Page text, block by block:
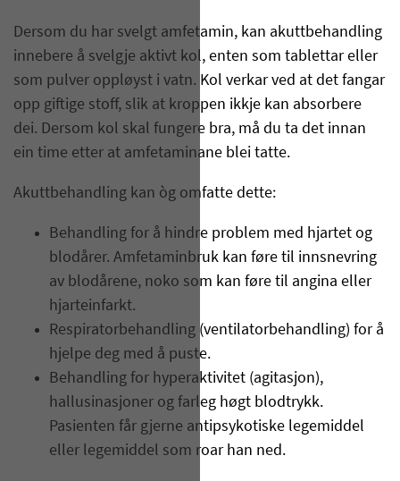
Dersom du har svelgt amfetamin, kan akuttbehandling
innebere å svelgje aktivt kol, enten som tablettar eller
som pulver oppløyst i vatn. Kol verkar ved at det fangar
opp giftige stoff, slik at kroppen ikkje kan absorbere
dei. Dersom kol skal fungere bra, må du ta det innan
ein time etter at amfetaminane blei tatte.
Akuttbehandling kan òg omfatte dette:
Behandling for å hindre problem med hjartet og
blodårer. Amfetaminbruk kan føre til innsnevring
av blodårene, noko som kan føre til angina eller
hjarteinfarkt.
Respiratorbehandling (ventilatorbehandling) for å
hjelpe deg med å puste.
Behandling for hyperaktivitet (agitasjon),
hallusinasjoner og farleg høgt blodtrykk.
Pasienten får gjerne antipsykotiske legemiddel
eller legemiddel som roar han ned.